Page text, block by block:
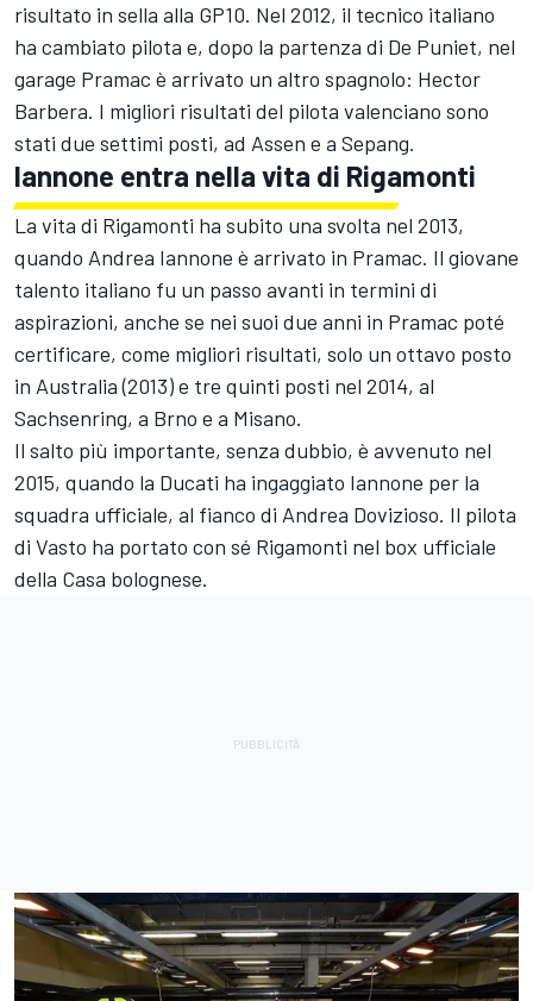
risultato in sella alla GP10. Nel 2012, il tecnico italiano
ha cambiato pilota e, dopo la partenza di De Puniet, nel
garage Pramac è arrivato un altro spagnolo: Hector
Barbera. I migliori risultati del pilota valenciano sono
stati due settimi posti, ad Assen e a Sepang.
Iannone entra nella vita di Rigamonti
La vita di Rigamonti ha subito una svolta nel 2013,
quando Andrea Iannone è arrivato in Pramac. Il giovane
talento italiano fu un passo avanti in termini di
aspirazioni, anche se nei suoi due anni in Pramac poté
certificare, come migliori risultati, solo un ottavo posto
in Australia (2013) e tre quinti posti nel 2014, al
Sachsenring, a Brno e a Misano.
Il salto più importante, senza dubbio, è avvenuto nel
2015, quando la Ducati ha ingaggiato Iannone per la
squadra ufficiale, al fianco di Andrea Dovizioso. Il pilota
di Vasto ha portato con sé Rigamonti nel box ufficiale
della Casa bolognese.